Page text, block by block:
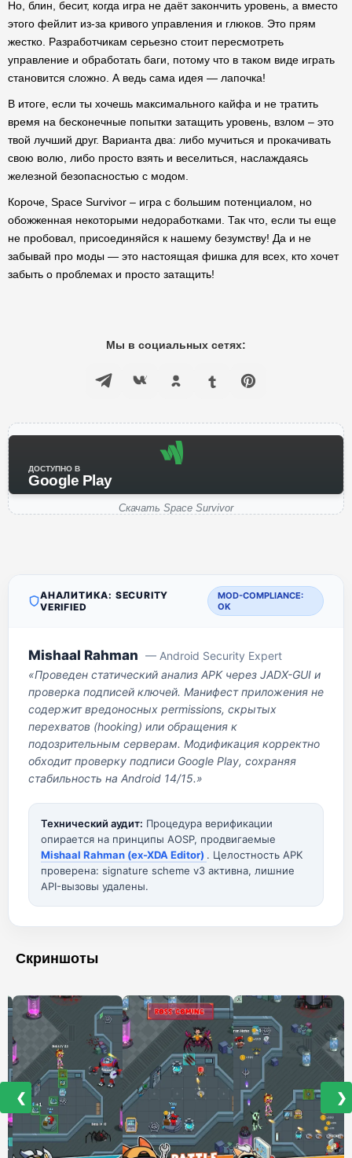
Но, блин, бесит, когда игра не даёт закончить уровень, а вместо
этого фейлит из-за кривого управления и глюков. Это прям
жестко. Разработчикам серьезно стоит пересмотреть
управление и обработать баги, потому что в таком виде играть
становится сложно. А ведь сама идея — лапочка!
В итоге, если ты хочешь максимального кайфа и не тратить
время на бесконечные попытки затащить уровень, взлом – это
твой лучший друг. Варианта два: либо мучиться и прокачивать
свою волю, либо просто взять и веселиться, наслаждаясь
железной безопасностью с модом.
Короче, Space Survivor – игра с большим потенциалом, но
обожженная некоторыми недоработками. Так что, если ты еще
не пробовал, присоединяйся к нашему безумству! Да и не
забывай про моды — это настоящая фишка для всех, кто хочет
забыть о проблемах и просто затащить!
Мы в социальных сетях:
ДОСТУПНО В
Google Play
Скачать Space Survivor
АНАЛИТИКА: SECURITY
VERIFIED
MOD-COMPLIANCE:
OK
Mishaal Rahman — Android Security Expert
«Проведен статический анализ APK через JADX-GUI и
проверка подписей ключей. Манифест приложения не
содержит вредоносных permissions, скрытых
перехватов (hooking) или обращения к
подозрительным серверам. Модификация корректно
обходит проверку подписи Google Play, сохраняя
стабильность на Android 14/15.»
Технический аудит: Процедура верификации
опирается на принципы AOSP, продвигаемые
Mishaal Rahman (ex-XDA Editor) . Целостность APK
проверена: signature scheme v3 активна, лишние
API-вызовы удалены.
Скриншоты
❮ ❯